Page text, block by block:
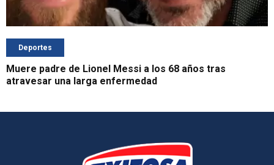
Deportes
Muere padre de Lionel Messi a los 68 años tras
atravesar una larga enfermedad